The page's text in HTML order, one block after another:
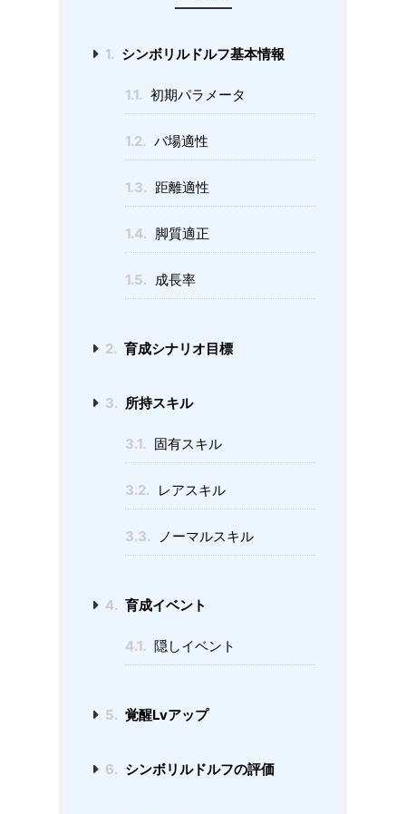
1. シンボリルドルフ基本情報
1.1. 初期パラメータ
1.2. バ場適性
1.3. 距離適性
1.4. 脚質適正
1.5. 成長率
2. 育成シナリオ目標
3. 所持スキル
3.1. 固有スキル
3.2. レアスキル
3.3. ノーマルスキル
4. 育成イベント
4.1. 隠しイベント
5. 覚醒Lvアップ
6. シンボリルドルフの評価